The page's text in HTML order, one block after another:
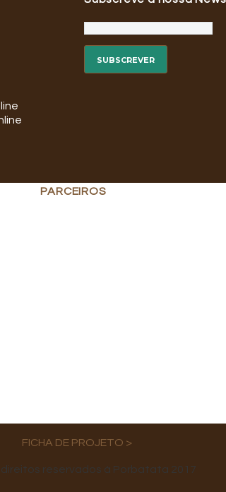
PARCEIROS
FICHA DE PROJETO >
direitos reservados à Porbatata 2017